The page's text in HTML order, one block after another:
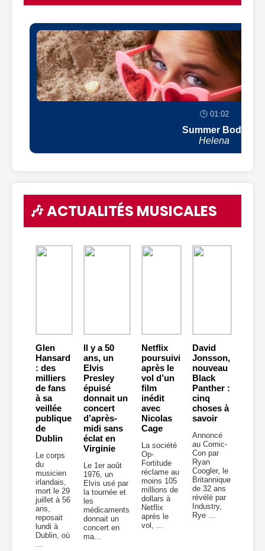
🕒 01:02
Summer Body
Helena
🎶 ACTUALITÉS MUSICALES
Glen
Hansard
: des
milliers
de fans
à sa
veillée
publique
de
Dublin
Le corps
du
musicien
irlandais,
mort le 29
juillet à 56
ans,
reposait
lundi à
Dublin, où
...
Il y a 50
ans, un
Elvis
Presley
épuisé
donnait un
concert
d’après-
midi sans
éclat en
Virginie
Le 1er août
1976, un
Elvis usé par
la tournée et
les
médicaments
donnait un
concert en
ma...
Netflix
poursuivi
après le
vol d’un
film
inédit
avec
Nicolas
Cage
La société
Op-
Fortitude
réclame au
moins 105
millions de
dollars à
Netflix
après le
vol, ...
David
Jonsson,
nouveau
Black
Panther :
cinq
choses à
savoir
Annoncé
au Comic-
Con par
Ryan
Coogler, le
Britannique
de 32 ans
révélé par
Industry,
Rye ...